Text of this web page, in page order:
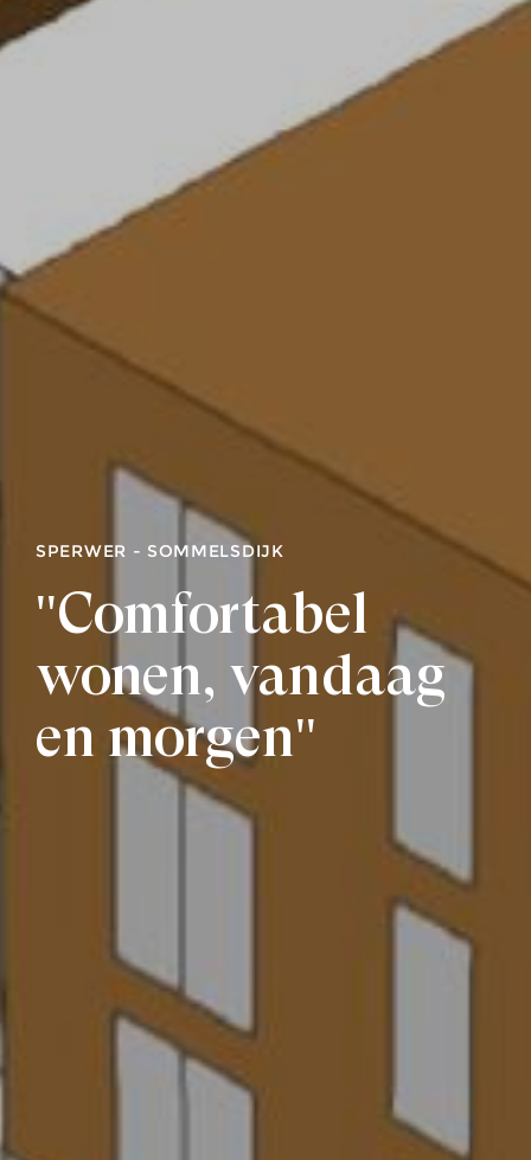
SPERWER - SOMMELSDIJK
''Comfortabel
wonen, vandaag
én morgen''